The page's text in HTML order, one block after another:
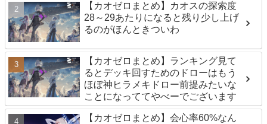
【カオゼロまとめ】カオスの探索度
28～29あたりになると残り少し上げ
るのがほんときついわ
【カオゼロまとめ】ランキング見て
るとデッキ回すためのドローはもう
ほぼ神ヒラメキドロー前提みたいな
ことになっててやべーでございます
【カオゼロまとめ】会心率60%なん